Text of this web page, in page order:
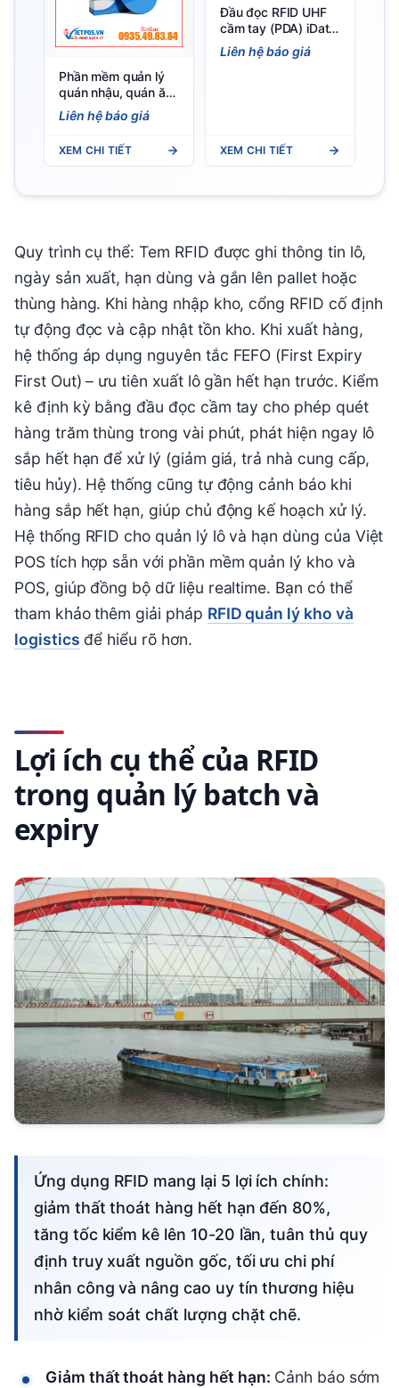
Phần mềm quản lý
quán nhậu, quán ăn
— Việt POS
Liên hệ báo giá
XEM CHI TIẾT
Đầu đọc RFID UHF
cầm tay (PDA) iData
T2X 5G Portable
RFID Mobile
Liên hệ báo giá
XEM CHI TIẾT
Quy trình cụ thể: Tem RFID được ghi thông tin lô,
ngày sản xuất, hạn dùng và gắn lên pallet hoặc
thùng hàng. Khi hàng nhập kho, cổng RFID cố định
tự động đọc và cập nhật tồn kho. Khi xuất hàng,
hệ thống áp dụng nguyên tắc FEFO (First Expiry
First Out) – ưu tiên xuất lô gần hết hạn trước. Kiểm
kê định kỳ bằng đầu đọc cầm tay cho phép quét
hàng trăm thùng trong vài phút, phát hiện ngay lô
sắp hết hạn để xử lý (giảm giá, trả nhà cung cấp,
tiêu hủy). Hệ thống cũng tự động cảnh báo khi
hàng sắp hết hạn, giúp chủ động kế hoạch xử lý.
Hệ thống RFID cho quản lý lô và hạn dùng của Việt
POS tích hợp sẵn với phần mềm quản lý kho và
POS, giúp đồng bộ dữ liệu realtime. Bạn có thể
tham khảo thêm giải pháp RFID quản lý kho và
logistics để hiểu rõ hơn.
Lợi ích cụ thể của RFID
trong quản lý batch và
expiry
Ứng dụng RFID mang lại 5 lợi ích chính:
giảm thất thoát hàng hết hạn đến 80%,
tăng tốc kiểm kê lên 10-20 lần, tuân thủ quy
định truy xuất nguồn gốc, tối ưu chi phí
nhân công và nâng cao uy tín thương hiệu
nhờ kiểm soát chất lượng chặt chẽ.
Giảm thất thoát hàng hết hạn: Cảnh báo sớm